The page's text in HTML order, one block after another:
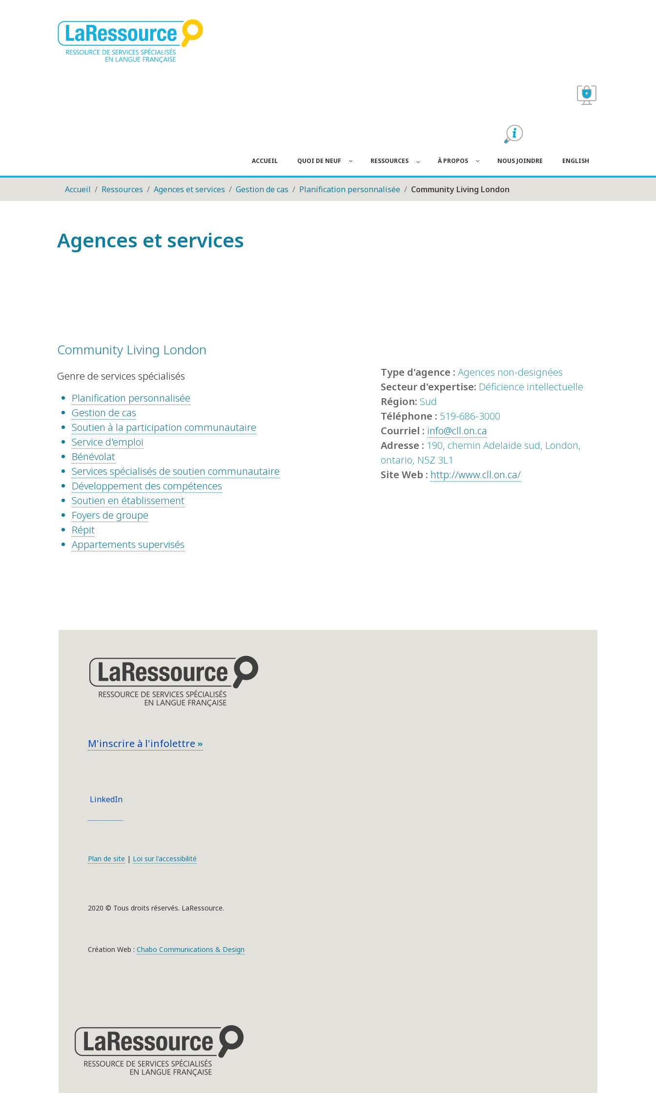
ACCUEIL QUOI DE NEUF RESSOURCES À PROPOS NOUS JOINDRE ENGLISH
Accueil Ressources Agences et services Gestion de cas Planification personnalisée Community Living London
Agences et services
Community Living London
Genre de services spécialisés
Planification personnalisée
Gestion de cas
Soutien à la participation communautaire
Service d'emploi
Bénévolat
Services spécialisés de soutien communautaire
Développement des compétences
Soutien en établissement
Foyers de groupe
Répit
Appartements supervisés
Type d'agence : Agences non-designées
Secteur d'expertise: Déficience intellectuelle
Région: Sud
Téléphone : 519-686-3000
Courriel : info@cll.on.ca
Adresse : 190, chemin Adelaide sud, London,
ontario, N5Z 3L1
Site Web : http://www.cll.on.ca/
M'inscrire à l'infolettre
LinkedIn
Plan de site | Loi sur l'accessibilité
2020 © Tous droits réservés. LaRessource.
Création Web : Chabo Communications & Design